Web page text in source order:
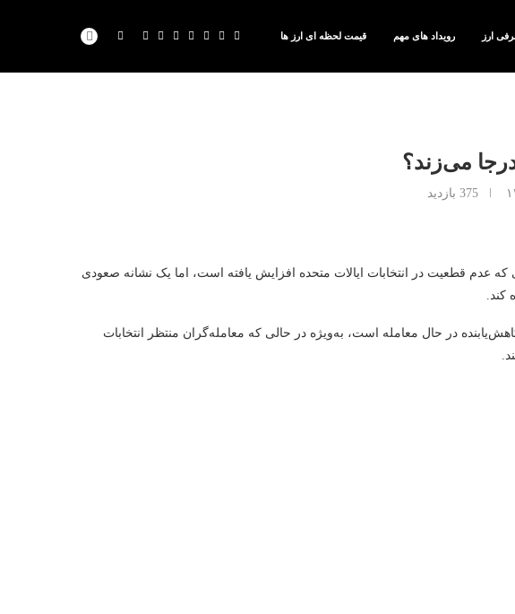
ارز رویداد های مهم قیمت لحظه ای ارز ها
می‌زند؟
375 بازدید
که عدم قطعیت در انتخابات ایالات متحده افزایش یافته است، اما یک نشانه صعودی
کند.
در حال معامله است، به‌ویژه در حالی که معامله‌گران منتظر انتخابات